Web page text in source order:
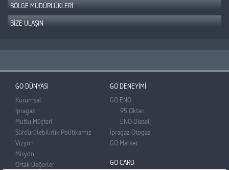
BÖLGE MÜDÜRLÜKLERİ
BİZE ULAŞIN
GO DÜNYASI
Kurumsal
İpragaz
Mutlu Müşteri
Sürdürülebilirlik Politikamız
Vizyon
Misyon
Ortak Değerler
GO DENEYİMİ
GO ENO
95 Oktan
ENO Diesel
İpragaz Otogaz
GO Market
GO CARD